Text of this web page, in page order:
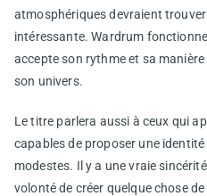
atmosphériques devraient
intéressante. Wardrum
accepte son rythme et sa
son univers.
Le titre parlera aussi à ceux qui
capables de proposer une
modestes. Il y a une vraie
volonté de créer quelque chose